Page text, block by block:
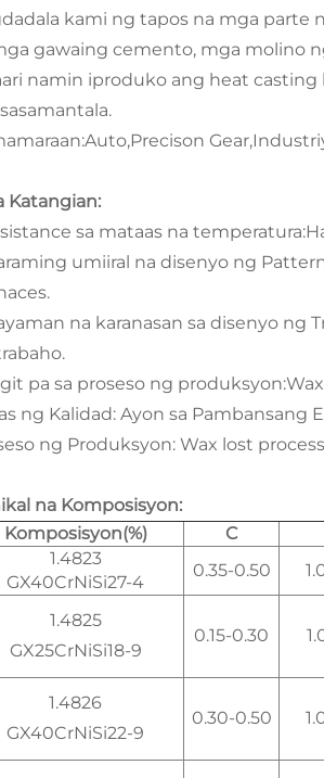
kami ng tapos na mga parte
gawaing cemento, mga molino
namin iproduko ang heat
Katangian:
sa mataas na
umiiral na disenyo ng
na karanasan sa disenyo
pa sa proseso ng
ng Kalidad: Ayon sa Pambansang
ng Produksyon: Wax lost
na Komposisyon:
Komposisyon(%)
C
1.4823
GX40CrNiSi27-4
0.35-0.50
1.4825
GX25CrNiSi18-9
0.15-0.30
1.4826
GX40CrNiSi22-9
0.30-0.50